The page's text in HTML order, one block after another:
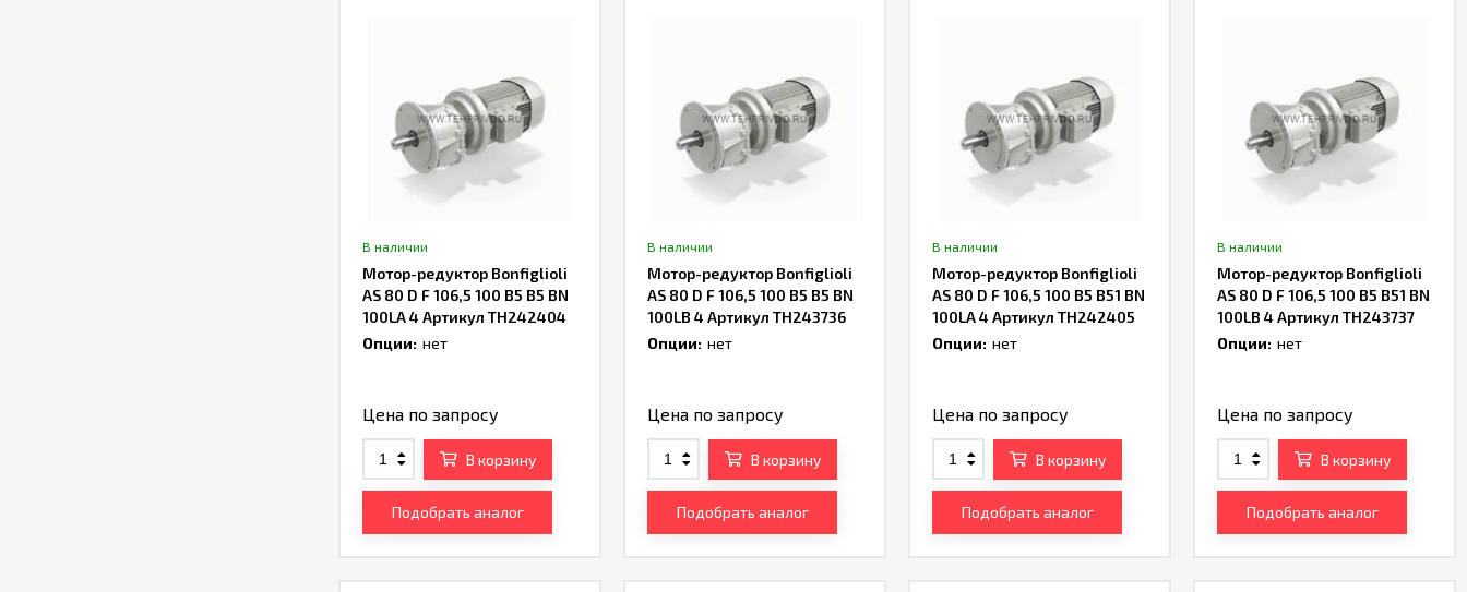
В наличии
Мотор-редуктор Bonfiglioli
AS 80 D F 106,5 100 B5 B5 BN
100LA 4 Артикул TH242404
Опции: нет
Цена по запросу
В корзину
Подобрать аналог
В наличии
Мотор-редуктор Bonfiglioli
AS 80 D F 106,5 100 B5 B5 BN
100LB 4 Артикул TH243736
Опции: нет
Цена по запросу
В корзину
Подобрать аналог
В наличии
Мотор-редуктор Bonfiglioli
AS 80 D F 106,5 100 B5 B51 BN
100LA 4 Артикул TH242405
Опции: нет
Цена по запросу
В корзину
Подобрать аналог
В наличии
Мотор-редуктор Bonfiglioli
AS 80 D F 106,5 100 B5 B51 BN
100LB 4 Артикул TH243737
Опции: нет
Цена по запросу
В корзину
Подобрать аналог